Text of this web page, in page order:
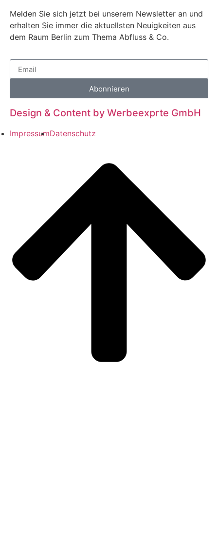
Melden Sie sich jetzt bei unserem Newsletter an und
erhalten Sie immer die aktuellsten Neuigkeiten aus
dem Raum Berlin zum Thema Abfluss & Co.
Abonnieren
Design & Content by Werbeexprte GmbH
ImpressumDatenschutz